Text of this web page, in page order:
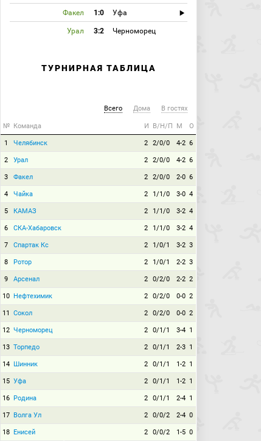
Факел 1:0 Уфа
Урал 3:2 Черноморец
ТУРНИРНАЯ ТАБЛИЦА
Всего Дома В гостях
№ Команда И В/Н/П М О
1 Челябинск 2 2/0/0 4-2 6
2 Урал 2 2/0/0 4-2 6
3 Факел 2 2/0/0 2-0 6
4 Чайка 2 1/1/0 3-0 4
5 КАМАЗ 2 1/1/0 3-2 4
6 СКА-Хабаровск 2 1/1/0 3-2 4
7 Спартак Кс 2 1/0/1 3-2 3
8 Ротор 2 1/0/1 2-2 3
9 Арсенал 2 0/2/0 2-2 2
10 Нефтехимик 2 0/2/0 0-0 2
11 Сокол 2 0/2/0 0-0 2
12 Черноморец 2 0/1/1 3-4 1
13 Торпедо 2 0/1/1 2-3 1
14 Шинник 2 0/1/1 1-2 1
15 Уфа 2 0/1/1 1-2 1
16 Родина 2 0/1/1 2-4 1
17 Волга Ул 2 0/0/2 2-4 0
18 Енисей 2 0/0/2 1-5 0